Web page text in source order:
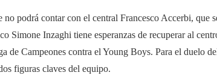
no podrá contar con el central Francesco Accerbi, que
Simone Inzaghi tiene esperanzas de recuperar al
de Campeones contra el Young Boys. Para el duelo
figuras claves del equipo.